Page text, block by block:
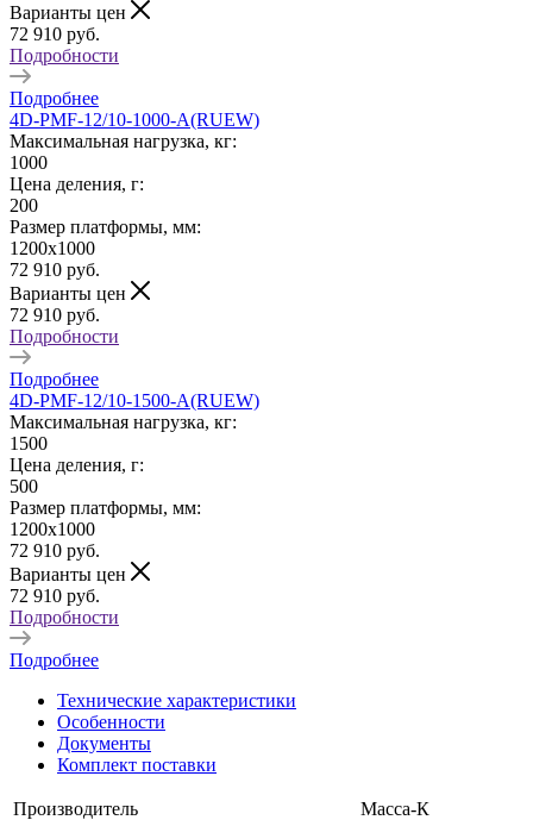
Варианты цен
72 910 руб.
Подробности
Подробнее
4D-PMF-12/10-1000-A(RUEW)
Максимальная нагрузка, кг:
1000
Цена деления, г:
200
Размер платформы, мм:
1200х1000
72 910 руб.
Варианты цен
72 910 руб.
Подробности
Подробнее
4D-PMF-12/10-1500-A(RUEW)
Максимальная нагрузка, кг:
1500
Цена деления, г:
500
Размер платформы, мм:
1200х1000
72 910 руб.
Варианты цен
72 910 руб.
Подробности
Подробнее
Технические характеристики
Особенности
Документы
Комплект поставки
Производитель
Масса-К